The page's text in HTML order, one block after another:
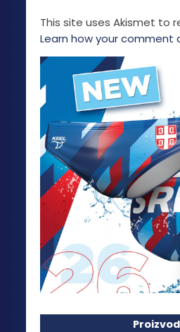
This site uses Akismet to
Learn how your comment